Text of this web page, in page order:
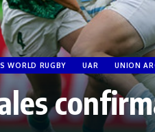
WORLD RUGBY UAR UNION